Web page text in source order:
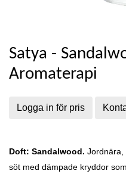
Satya -
Aromaterapi
Logga in för pris
Doft: Sandalwood. Jordnära,
söt med dämpade kryddor